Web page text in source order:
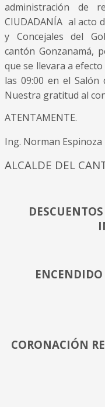
administración de
CIUDADANÍA al acto
y Concejales del
cantón Gonzanamá,
que se llevara a
las 09:00 en el Salón
Nuestra gratitud al
ATENTAMENTE.
Ing. Norman Espinoza
ALCALDE DEL
CORONACIÓN